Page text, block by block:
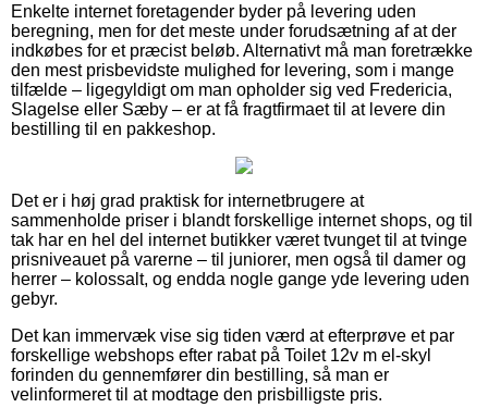
Enkelte internet foretagender byder på levering uden
beregning, men for det meste under forudsætning af at der
indkøbes for et præcist beløb. Alternativt må man foretrække
den mest prisbevidste mulighed for levering, som i mange
tilfælde – ligegyldigt om man opholder sig ved Fredericia,
Slagelse eller Sæby – er at få fragtfirmaet til at levere din
bestilling til en pakkeshop.
Det er i høj grad praktisk for internetbrugere at
sammenholde priser i blandt forskellige internet shops, og til
tak har en hel del internet butikker været tvunget til at tvinge
prisniveauet på varerne – til juniorer, men også til damer og
herrer – kolossalt, og endda nogle gange yde levering uden
gebyr.
Det kan immervæk vise sig tiden værd at efterprøve et par
forskellige webshops efter rabat på Toilet 12v m el-skyl
forinden du gennemfører din bestilling, så man er
velinformeret til at modtage den prisbilligste pris.